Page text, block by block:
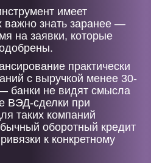
имеет
важно знать заранее —
на заявки, которые
практически
с выручкой менее 30-
банки не видят смысла
ВЭД-сделки при
таких компаний
оборотный кредит
к конкретному